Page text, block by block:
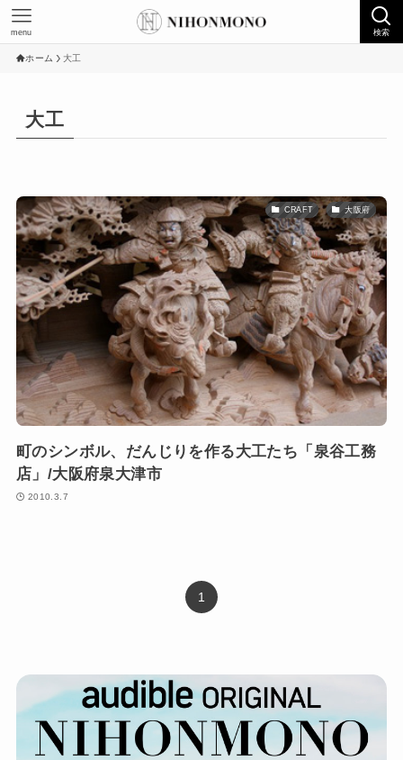
検索
menu
ホーム 大工
大工
CRAFT 大阪府
町のシンボル、だんじりを作る大工たち「泉谷工務
店」/大阪府泉大津市
2010.3.7
1